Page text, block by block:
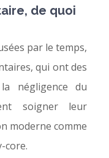
de quoi
par le temps,
qui ont des
négligence du
soigner leur
moderne comme
core.